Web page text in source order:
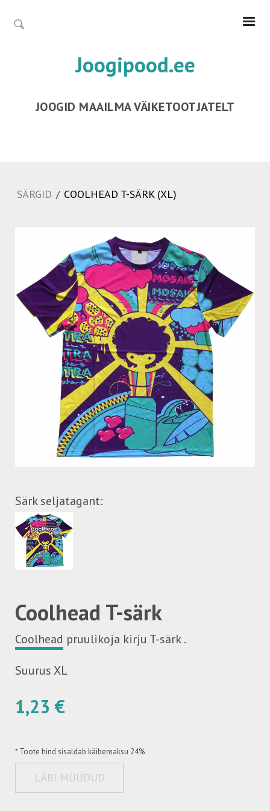
Joogipood.ee
JOOGID MAAILMA VÄIKETOOTJATELT
SÄRGID / COOLHEAD T-SÄRK (XL)
Särk seljatagant:
Coolhead T-särk
Coolhead pruulikoja kirju T-särk .
Suurus XL
1,23 €
* Toote hind sisaldab käibemaksu 24%
LÄBI MÜÜDUD